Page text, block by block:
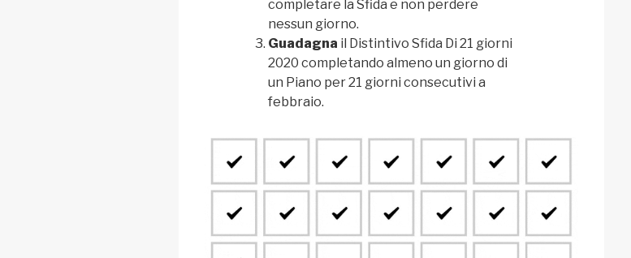
completare la Sfida e non perdere
nessun giorno.
Guadagna il Distintivo Sfida Di 21 giorni
2020 completando almeno un giorno di
un Piano per 21 giorni consecutivi a
febbraio.